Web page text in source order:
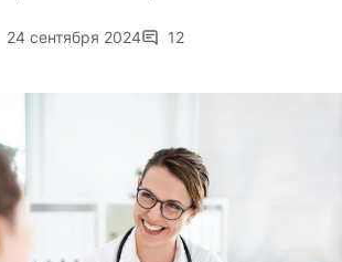
24 сентября 2024 12